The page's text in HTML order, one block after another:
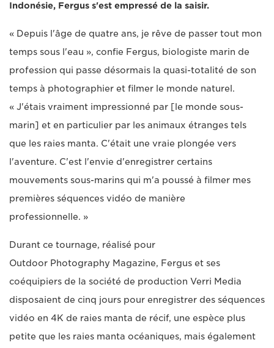
Indonésie, Fergus s'est empressé de la saisir.
« Depuis l'âge de quatre ans, je rêve de passer tout mon
temps sous l'eau », confie Fergus, biologiste marin de
profession qui passe désormais la quasi-totalité de son
temps à photographier et filmer le monde naturel.
« J'étais vraiment impressionné par [le monde sous-
marin] et en particulier par les animaux étranges tels
que les raies manta. C'était une vraie plongée vers
l'aventure. C'est l'envie d'enregistrer certains
mouvements sous-marins qui m'a poussé à filmer mes
premières séquences vidéo de manière
professionnelle. »
Durant ce tournage, réalisé pour
Outdoor Photography Magazine, Fergus et ses
coéquipiers de la société de production Verri Media
disposaient de cinq jours pour enregistrer des séquences
vidéo en 4K de raies manta de récif, une espèce plus
petite que les raies manta océaniques, mais également